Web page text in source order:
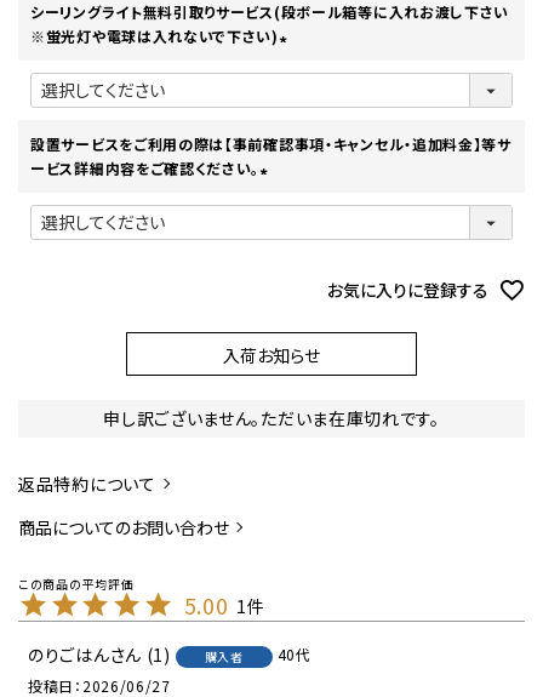
シーリングライト無料引取りサービス(段ボール箱等に入れお渡し下さい
※蛍光灯や電球は入れないで下さい)
(
)
設置サービスをご利用の際は【事前確認事項・キャンセル・追加料金】等サ
ービス詳細内容をご確認ください。
(
お気に入りに登録する
入荷お知らせ
申し訳ございません。ただいま在庫切れです。
返品特約について
商品についてのお問い合わせ
5.00 1
のりごはん
1 購入者
40代
投稿日 2026/06/27